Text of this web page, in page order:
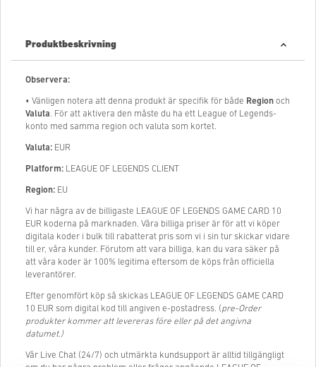
Produktbeskrivning
Observera:
• Vänligen notera att denna produkt är specifik för både Region och
Valuta. För att aktivera den måste du ha ett League of Legends-
konto med samma region och valuta som kortet.
Valuta: EUR
Platform: LEAGUE OF LEGENDS CLIENT
Region: EU
Vi har några av de billigaste LEAGUE OF LEGENDS GAME CARD 10
EUR koderna på marknaden. Våra billiga priser är för att vi köper
digitala koder i bulk till rabatterat pris som vi i sin tur skickar vidare
till er, våra kunder. Förutom att vara billiga, kan du vara säker på
att våra koder är 100% legitima eftersom de köps från officiella
leverantörer.
Efter genomfört köp så skickas LEAGUE OF LEGENDS GAME CARD
10 EUR som digital kod till angiven e-postadress. (pre-Order
produkter kommer att levereras före eller på det angivna
datumet.)
Vår Live Chat (24/7) och utmärkta kundsupport är alltid tillgängligt